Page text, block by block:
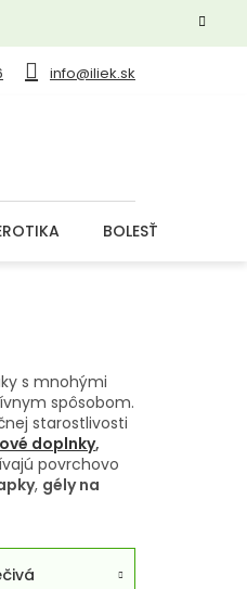
info@iliek.sk
BOLESŤ
s mnohými
spôsobom.
starostlivosti
doplnky,
povrchovo
, gély na